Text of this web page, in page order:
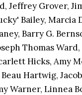
Jeffrey Grover,
Bailey, Marcia
Barry G.
Thomas
Hicks, Amy
Hartwig,
Warner, Linnea